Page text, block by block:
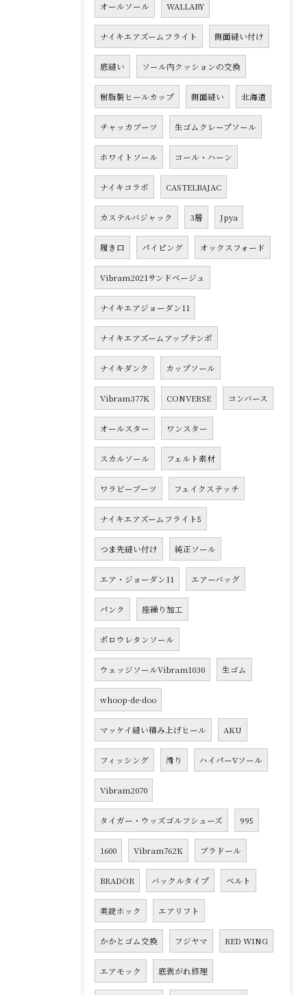
オールソール WALLABY
ナイキエアズームフライト 側面縫い付け
底縫い ソール内クッションの交換
樹脂製ヒールカップ 側面縫い 北海道
チャッカブーツ 生ゴムクレープソール
ホワイトソール コール・ハーン
ナイキコラボ CASTELBAJAC
カステルバジャック 3層 Jpya
履き口 パイピング オックスフォード
Vibram2021サンドベージュ
ナイキエアジョーダン11
ナイキエアズームアップテンポ
ナイキダンク カップソール
Vibram377K CONVERSE コンバース
オールスター ワンスター
スカルソール フェルト素材
ワラビーブーツ フェイクステッチ
ナイキエアズームフライト5
つま先縫い付け 純正ソール
エア・ジョーダン11 エアーバッグ
パンク 座繰り加工
ポロウレタンソール
ウェッジソールVibram1030 生ゴム
whoop-de-doo
マッケイ縫い積み上げヒール AKU
フィッシング 滑り ハイパーVソール
Vibram2070
タイガー・ウッズゴルフシューズ 995
1600 Vibram762K ブラドール
BRADOR バックルタイプ ベルト
美錠ホック エアリフト
かかとゴム交換 フジヤマ RED WING
エアモック 底剥がれ修理